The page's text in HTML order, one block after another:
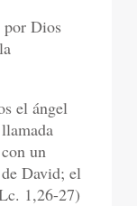
Dios
el ángel
un
David; el
1,26-27)